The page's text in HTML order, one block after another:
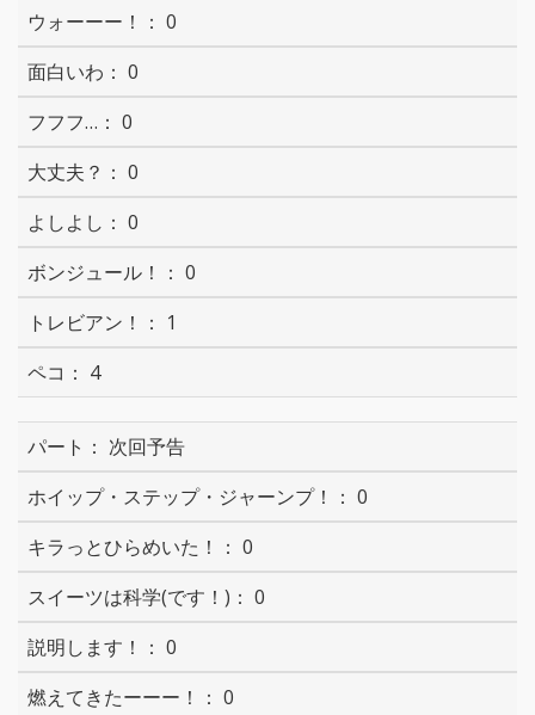
0
0
0
0
0
0
1
4
次回予告
0
0
0
0
0